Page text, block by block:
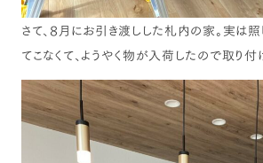
さて、8月にお引き渡しした札内の家。実は
てこなくて、ようやく物が入荷したので取り付